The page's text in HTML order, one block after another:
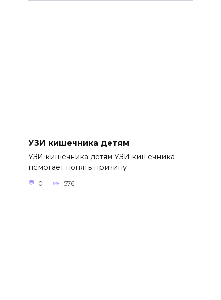
УЗИ кишечника детям
УЗИ кишечника детям УЗИ кишечника
помогает понять причину
0 576